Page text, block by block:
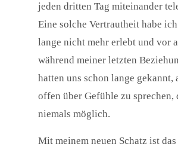
jeden dritten Tag miteinander
Eine solche Vertrautheit habe
lange nicht mehr erlebt und vor
während meiner letzten
hatten uns schon lange gekannt,
offen über Gefühle zu sprechen,
niemals möglich.
Mit meinem neuen Schatz ist das